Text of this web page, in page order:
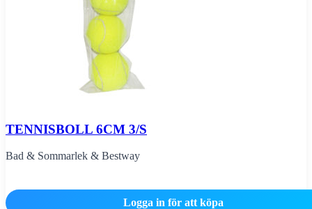
TENNISBOLL 6CM 3/S
Bad & Sommarlek & Bestway
Logga in för att köpa